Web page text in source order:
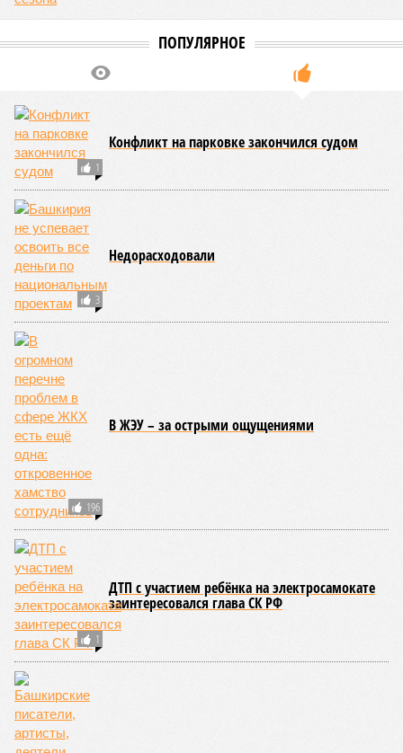
ПОПУЛЯРНОЕ
1
Конфликт на парковке закончился судом
3
Недорасходовали
196
В ЖЭУ – за острыми ощущениями
1
ДТП с участием ребёнка на электросамокате
заинтересовался глава СК РФ